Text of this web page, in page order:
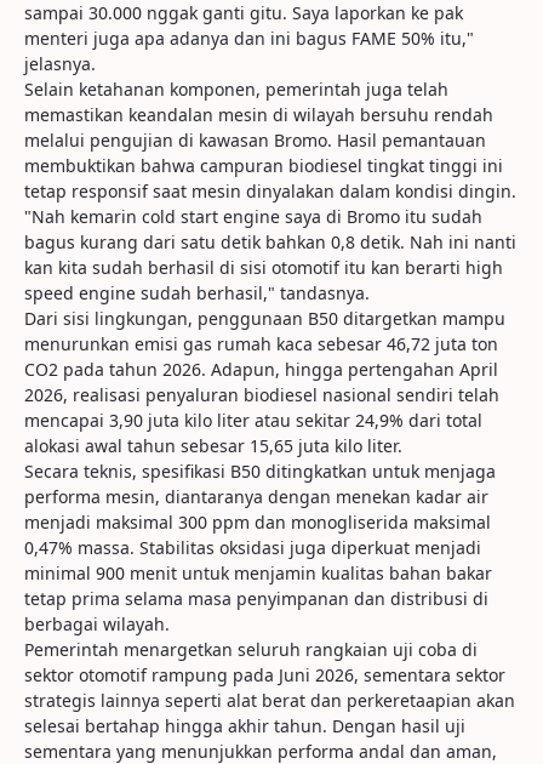
sampai 30.000 nggak ganti gitu. Saya laporkan ke pak
menteri juga apa adanya dan ini bagus FAME 50% itu,"
jelasnya.
Selain ketahanan komponen, pemerintah juga telah
memastikan keandalan mesin di wilayah bersuhu rendah
melalui pengujian di kawasan Bromo. Hasil pemantauan
membuktikan bahwa campuran biodiesel tingkat tinggi ini
tetap responsif saat mesin dinyalakan dalam kondisi dingin.
"Nah kemarin cold start engine saya di Bromo itu sudah
bagus kurang dari satu detik bahkan 0,8 detik. Nah ini nanti
kan kita sudah berhasil di sisi otomotif itu kan berarti high
speed engine sudah berhasil," tandasnya.
Dari sisi lingkungan, penggunaan B50 ditargetkan mampu
menurunkan emisi gas rumah kaca sebesar 46,72 juta ton
CO2 pada tahun 2026. Adapun, hingga pertengahan April
2026, realisasi penyaluran biodiesel nasional sendiri telah
mencapai 3,90 juta kilo liter atau sekitar 24,9% dari total
alokasi awal tahun sebesar 15,65 juta kilo liter.
Secara teknis, spesifikasi B50 ditingkatkan untuk menjaga
performa mesin, diantaranya dengan menekan kadar air
menjadi maksimal 300 ppm dan monogliserida maksimal
0,47% massa. Stabilitas oksidasi juga diperkuat menjadi
minimal 900 menit untuk menjamin kualitas bahan bakar
tetap prima selama masa penyimpanan dan distribusi di
berbagai wilayah.
Pemerintah menargetkan seluruh rangkaian uji coba di
sektor otomotif rampung pada Juni 2026, sementara sektor
strategis lainnya seperti alat berat dan perkeretaapian akan
selesai bertahap hingga akhir tahun. Dengan hasil uji
sementara yang menunjukkan performa andal dan aman,